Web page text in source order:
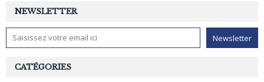
NEWSLETTER
CATÉGORIES